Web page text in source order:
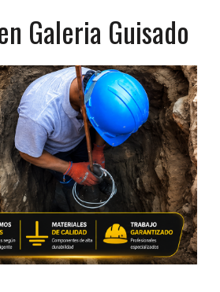
Galeria Guisado